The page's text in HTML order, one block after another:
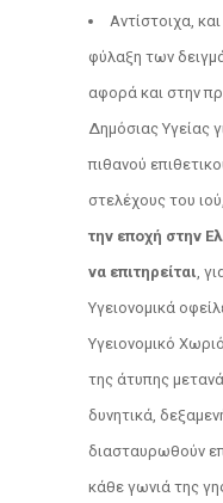
Αντίστοιχα,
φύλαξη των
αφορά και στην
Δημόσιας Υγείας
πιθανού
στελέχους του ιού,
την εποχή στην
να επιτηρείται,
Υγειονομικά
Υγειονομικό
της άτυπης
δυνητικά,
διασταυρωθούν
κάθε γωνιά της